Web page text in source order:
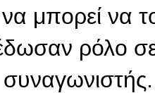
μπορεί να
ρόλο